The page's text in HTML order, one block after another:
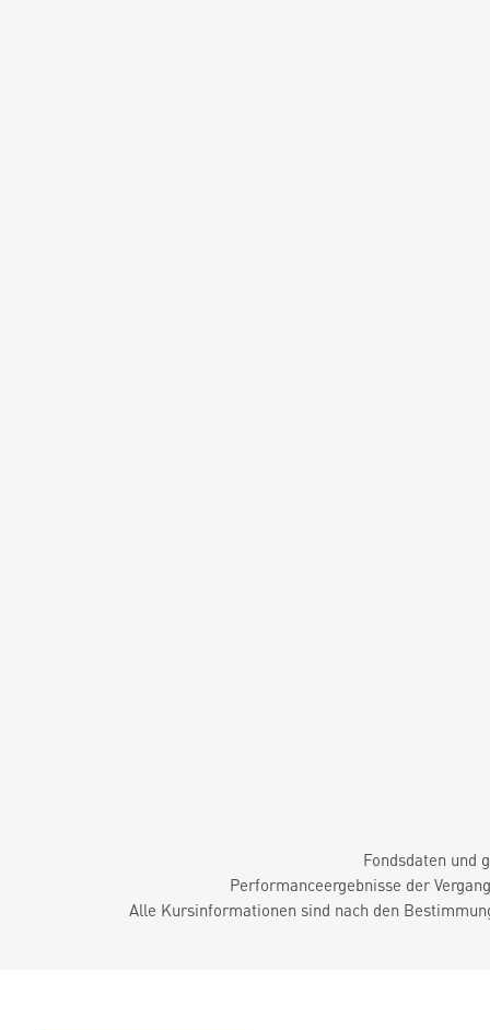
Fondsdaten und
Performanceergebnisse der
Alle Kursinformationen sind nach den